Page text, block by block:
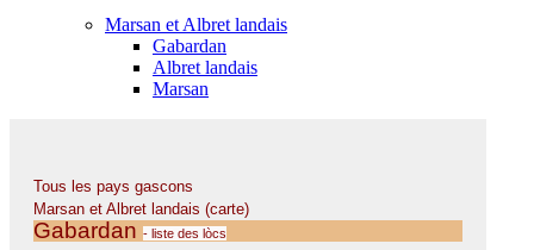
Marsan et Albret landais
Gabardan
Albret landais
Marsan